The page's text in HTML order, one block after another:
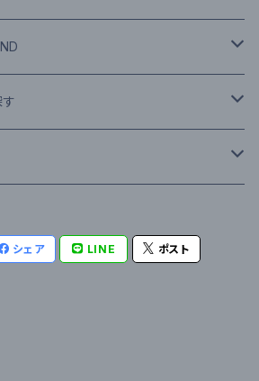
シェア LINE ポスト